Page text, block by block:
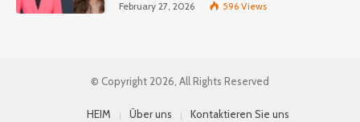
February 27, 2026 596 Views
© Copyright 2026, All Rights Reserved
HEIM Über uns Kontaktieren Sie uns